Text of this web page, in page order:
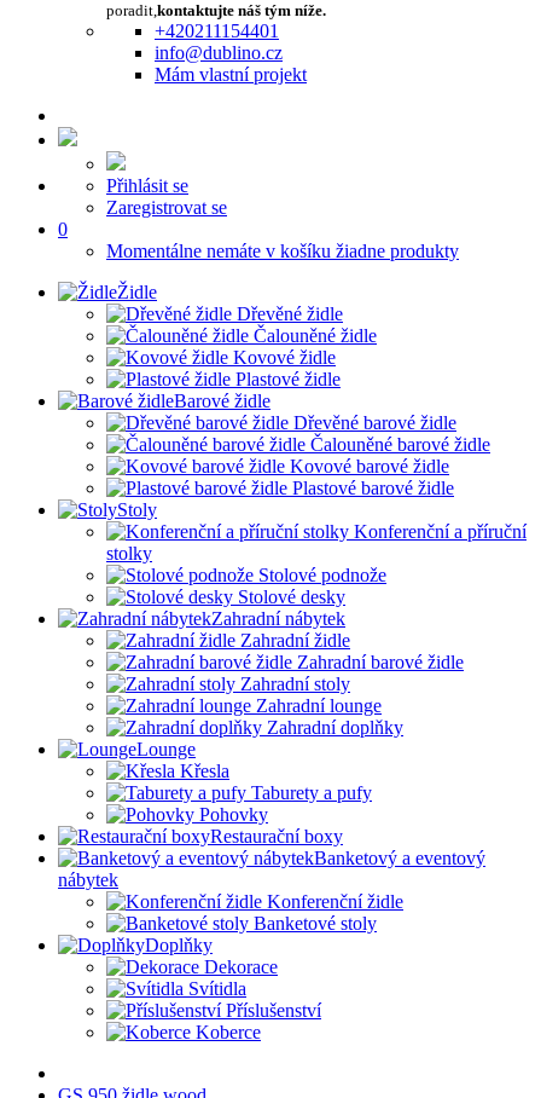
poradit,kontaktujte náš tým níže.
+420211154401
info@dublino.cz
Mám vlastní projekt
Přihlásit se
Zaregistrovat se
0
Momentálne nemáte v košíku žiadne produkty
Židle
Dřevěné židle
Čalouněné židle
Kovové židle
Plastové židle
Barové židle
Dřevěné barové židle
Čalouněné barové židle
Kovové barové židle
Plastové barové židle
Stoly
Konferenční a příruční
stolky
Stolové podnože
Stolové desky
Zahradní nábytek
Zahradní židle
Zahradní barové židle
Zahradní stoly
Zahradní lounge
Zahradní doplňky
Lounge
Křesla
Taburety a pufy
Pohovky
Restaurační boxy
Banketový a eventový
nábytek
Konferenční židle
Banketové stoly
Doplňky
Dekorace
Svítidla
Příslušenství
Koberce